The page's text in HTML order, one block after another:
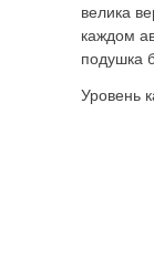
велика
каждом
подушка
Уровень